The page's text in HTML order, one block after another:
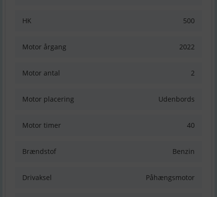
HK 500
Motor årgang 2022
Motor antal 2
Motor placering Udenbords
Motor timer 40
Brændstof Benzin
Drivaksel Påhængsmotor